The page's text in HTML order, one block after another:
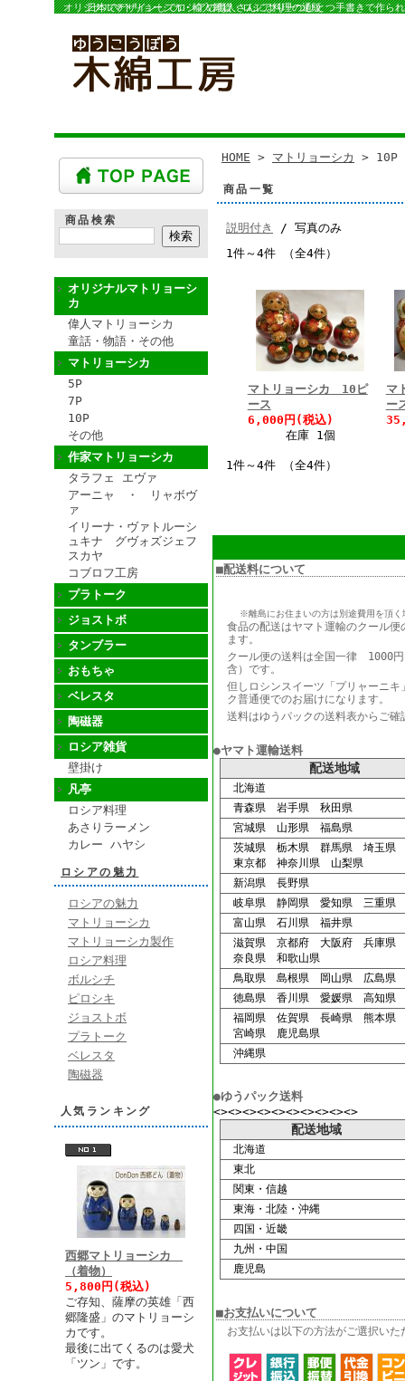
オリジナルマトリョーシカ・輸入雑貨・ロシア料理の通販
日本でデザインしてロシアの職人さんにより一つひとつ手書きで作ら
商品検索
オリジナルマトリョーシ
カ
偉人マトリョーシカ
童話・物語・その他
マトリョーシカ
5P
7P
10P
その他
作家マトリョーシカ
タラフェ エヴァ
アーニャ ・ リャボヴ
ァ
イリーナ・ヴァトルーシ
ュキナ グヴォズジェフ
スカヤ
コブロフ工房
プラトーク
ジョストボ
タンブラー
おもちゃ
ベレスタ
陶磁器
ロシア雑貨
壁掛け
凡亭
ロシア料理
あさりラーメン
カレー ハヤシ
ロシアの魅力
ロシアの魅力
マトリョーシカ
マトリョーシカ製作
ロシア料理
ボルシチ
ピロシキ
ジョストボ
プラトーク
ベレスタ
陶磁器
人気ランキング
西郷マトリョーシカ
（着物）
5,800円(税込)
ご存知、薩摩の英雄「西
郷隆盛」のマトリョーシ
カです。
最後に出てくるのは愛犬
「ツン」です。
HOME > マトリョーシカ > 10P
商品一覧
説明付き
/ 写真のみ
1件～4件 （全4件）
マトリョーシカ 10ピ
ース
6,000円(税込)
在庫 1個
マ
ー
1件～4件 （全4件）
■配送料について
※離島にお住まいの方は別途費用を頂く
食品の配送はヤマト運輸のクール便
ます。
クール便の送料は全国一律 1000
含）です。
但しロシンスイーツ「プリャーニ
ク普通便でのお届けになります。
送料はゆうパックの送料表からご確
●ヤマト運輸送料
配送地域
北海道
青森県 岩手県 秋田県
宮城県 山形県 福島県
茨城県 栃木県 群馬県 埼玉県
東京都 神奈川県 山梨県
新潟県 長野県
岐阜県 静岡県 愛知県 三重県
富山県 石川県 福井県
滋賀県 京都府 大阪府 兵庫県
奈良県 和歌山県
鳥取県 島根県 岡山県 広島県
徳島県 香川県 愛媛県 高知県
福岡県 佐賀県 長崎県 熊本県
宮崎県 鹿児島県
沖縄県
●ゆうパック送料
<><><><><><><><><><>
配送地域
北海道
東北
関東・信越
東海・北陸・沖縄
四国・近畿
九州・中国
鹿児島
■お支払いについて
お支払いは以下の方法がご選択いた